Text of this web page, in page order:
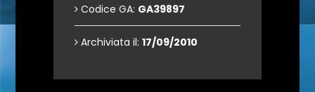
Codice GA: GA39897
Archiviata il: 17/09/2010